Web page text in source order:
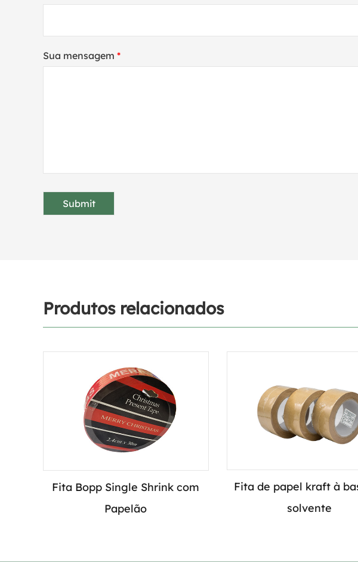
Sua mensagem *
Produtos relacionados
Fita Bopp Single Shrink com
Papelão
Fita de papel kraft à
solvente